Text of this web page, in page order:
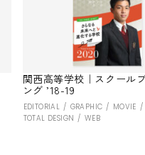
関西高等学校｜スクール
ング ’18-19
EDITORIAL GRAPHIC
MOVIE
TOTAL DESIGN
WEB